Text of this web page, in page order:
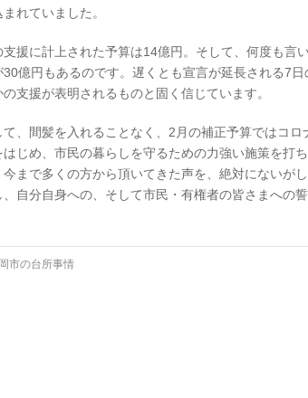
まれていました。
支援に計上された予算は14億円。そして、何度も言
30億円もあるのです。遅くとも宣言が延長される7
の支援が表明されるものと固く信じています。
て、間髪を入れることなく、2月の補正予算ではコ
はじめ、市民の暮らしを守るための力強い施策を打
今まで多くの方から頂いてきた声を、絶対にないが
、自分自身への、そして市民・有権者の皆さまへの誓
市の台所事情